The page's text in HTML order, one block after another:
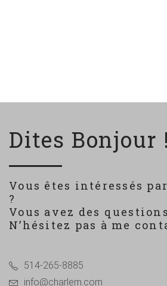
Dites Bonjour !
Vous êtes intéressés
?
Vous avez des
N’hésitez pas à me
514-265-8885
info@charlem.com